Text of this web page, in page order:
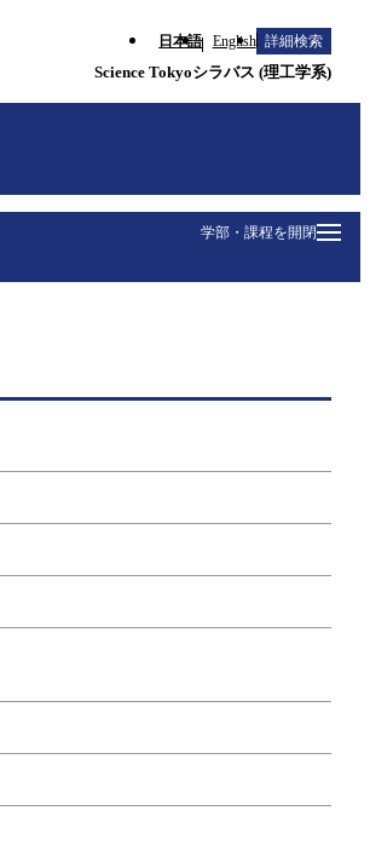
日本語 English 詳細検索
Science Tokyoシラバス (理工学系)
学部・課程を開閉